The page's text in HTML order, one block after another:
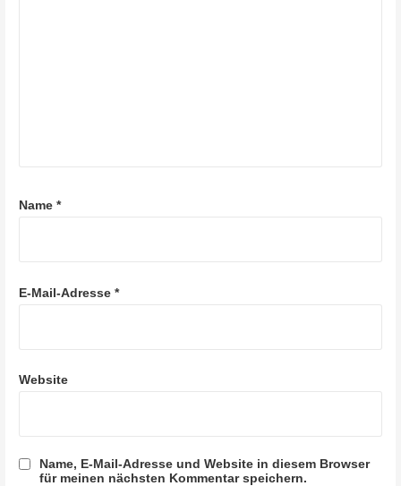
Name *
E-Mail-Adresse *
Website
Name, E-Mail-Adresse und Website in diesem Browser
für meinen nächsten Kommentar speichern.